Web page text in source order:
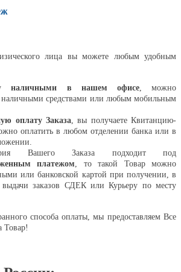
лица вы можете любым удобным
наличными в нашем офисе, можно
наличными средствами или любым мобильным
оплату Заказа , вы получаете Квитанцию-
оплатить в любом отделении банка или в
Вашего Заказа подходит под
платежом , то такой Товар можно
или банковской картой при получении, в
заказов СДЕК или Курьеру по месту
способа оплаты, мы предоставляем Все
Товар!